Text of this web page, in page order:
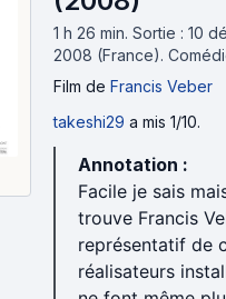
1 h 26 min. Sortie : 10
2008 (France).
Film de Francis Veber
takeshi29 a mis 1/10.
Annotation :
Facile je sais
trouve Francis
représentatif de
réalisateurs